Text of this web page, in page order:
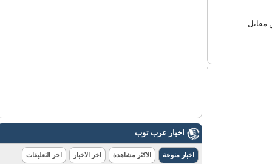
...
اخبار عرب توب
اخبار منوعة الاكثر مشاهدة اخر الاخبار اخر التعليقات